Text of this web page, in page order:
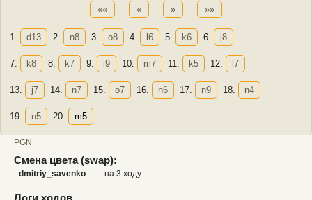
«« « » »»
1. d13 2. n8 3. o8 4. l6 5. k6 6. j8
7. k8 8. k7 9. i9 10. m7 11. k5 12. l7
13. j7 14. n7 15. o7 16. n6 17. n9 18. n4
19. n5 20. m5
PGN
Смена цвета (swap):
dmitriy_savenko на 3 ходу
Логи ходов